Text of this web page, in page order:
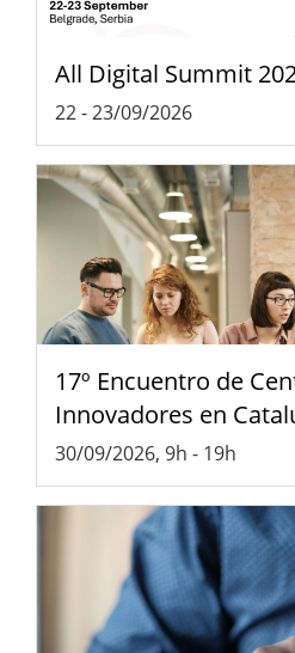
All Digital Summit
22-23/09/2026
17º Encuentro de
Innovadores en
30/09/2026, 9h - 19h